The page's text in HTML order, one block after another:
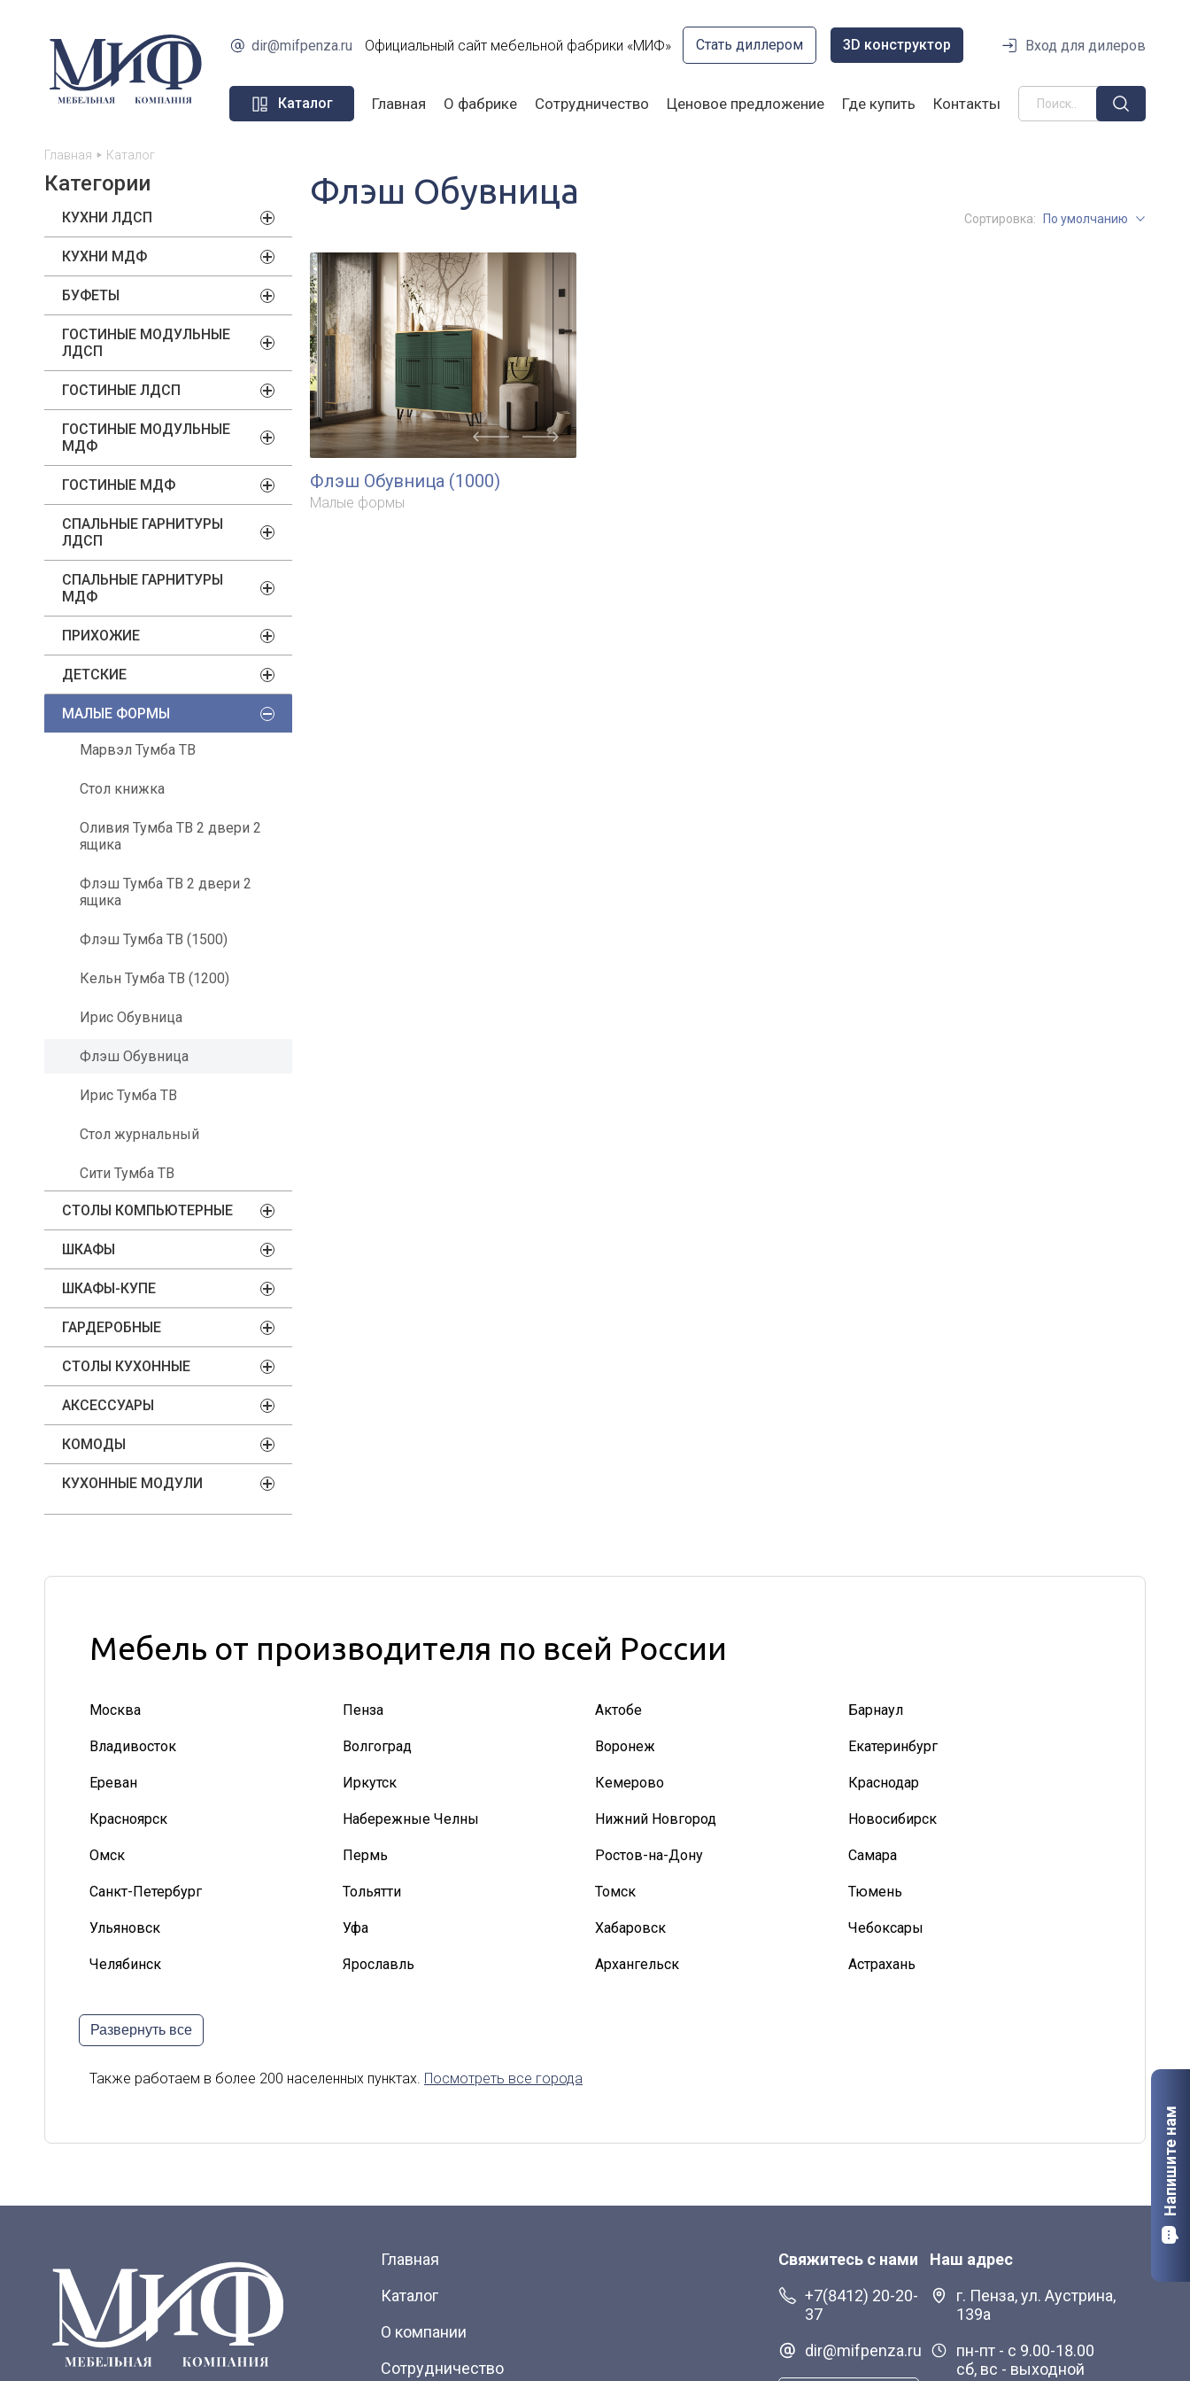
dir@mifpenza.ru Официальный сайт мебельной фабрики «МИФ» Стать диллером 3D конструктор Вход для дилеров
Каталог Главная О фабрике Сотрудничество Ценовое предложение Где купить Контакты
Главная Каталог
Категории
КУХНИ ЛДСП
КУХНИ МДФ
БУФЕТЫ
ГОСТИНЫЕ МОДУЛЬНЫЕ
ЛДСП
ГОСТИНЫЕ ЛДСП
ГОСТИНЫЕ МОДУЛЬНЫЕ
МДФ
ГОСТИНЫЕ МДФ
СПАЛЬНЫЕ ГАРНИТУРЫ
ЛДСП
СПАЛЬНЫЕ ГАРНИТУРЫ
МДФ
ПРИХОЖИЕ
ДЕТСКИЕ
МАЛЫЕ ФОРМЫ
Марвэл Тумба ТВ
Стол книжка
Оливия Тумба ТВ 2 двери 2
ящика
Флэш Тумба ТВ 2 двери 2
ящика
Флэш Тумба ТВ (1500)
Кельн Тумба ТВ (1200)
Ирис Обувница
Флэш Обувница
Ирис Тумба ТВ
Стол журнальный
Сити Тумба ТВ
СТОЛЫ КОМПЬЮТЕРНЫЕ
ШКАФЫ
ШКАФЫ-КУПЕ
ГАРДЕРОБНЫЕ
СТОЛЫ КУХОННЫЕ
АКСЕССУАРЫ
КОМОДЫ
КУХОННЫЕ МОДУЛИ
Флэш Обувница
Сортировка: По умолчанию
Флэш Обувница (1000)
Малые формы
Мебель от производителя по всей России
Москва Пенза Актобе Барнаул
Владивосток Волгоград Воронеж Екатеринбург
Ереван Иркутск Кемерово Краснодар
Красноярск Набережные Челны Нижний Новгород Новосибирск
Омск Пермь Ростов-на-Дону Самара
Санкт-Петербург Тольятти Томск Тюмень
Ульяновск Уфа Хабаровск Чебоксары
Челябинск Ярославль Архангельск Астрахань
Киров
Орел Петрозаводск
Развернуть все
Также работаем в более 200 населенных пунктах. Посмотреть все города
Главная
Каталог
О компании
Сотрудничество
Свяжитесь с нами
+7(8412) 20-20-
37
dir@mifpenza.ru
Наш адрес
г. Пенза, ул. Аустрина,
139а
пн-пт - с 9.00-18.00
сб, вс - выходной
Напишите нам